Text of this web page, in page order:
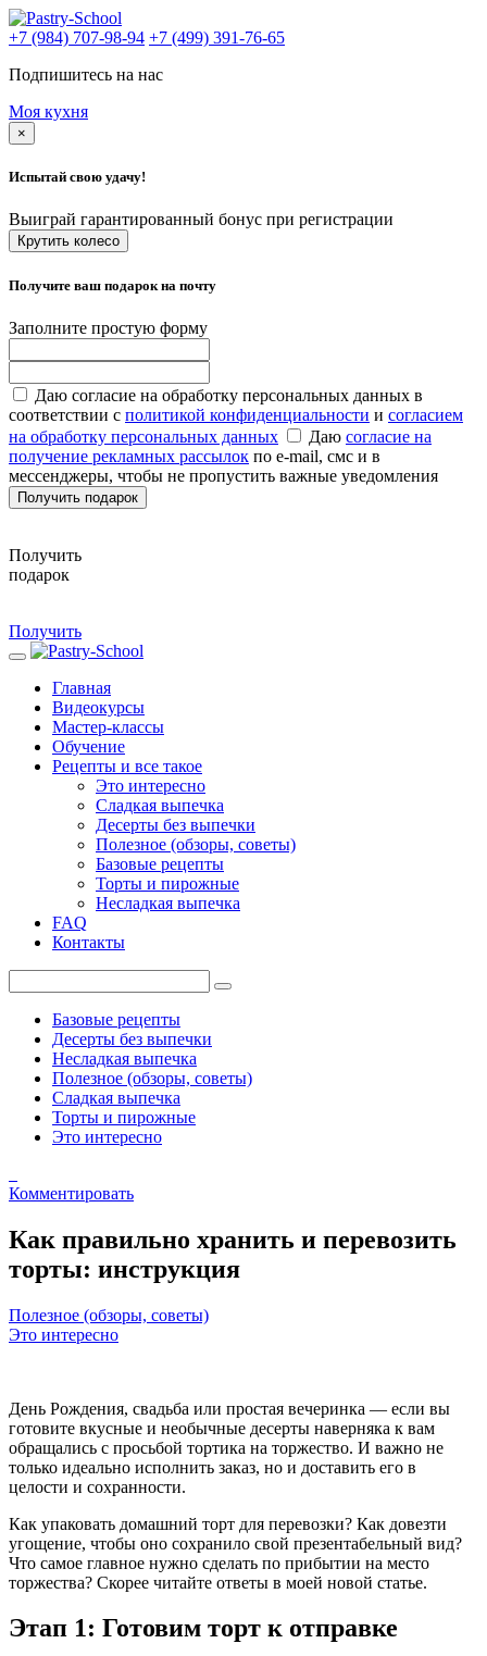
+7 (984) 707-98-94 +7 (499) 391-76-65
Подпишитесь на нас
Моя кухня
×
Испытай свою удачу!
Выиграй гарантированный бонус при регистрации
Крутить колесо
Получите ваш подарок на почту
Заполните простую форму
Даю согласие на обработку персональных данных в
соответствии с политикой конфиденциальности и согласием
на обработку персональных данных
Даю согласие на
получение рекламных рассылок по e-mail, смс и в
мессенджеры, чтобы не пропустить важные уведомления
Получить подарок
Получить
подарок
Получить
Главная
Видеокурсы
Мастер-классы
Обучение
Рецепты и все такое
Это интересно
Сладкая выпечка
Десерты без выпечки
Полезное (обзоры, советы)
Базовые рецепты
Торты и пирожные
Несладкая выпечка
FAQ
Контакты
Базовые рецепты
Десерты без выпечки
Несладкая выпечка
Полезное (обзоры, советы)
Сладкая выпечка
Торты и пирожные
Это интересно
Комментировать
Как правильно хранить и перевозить
торты: инструкция
Полезное (обзоры, советы)
Это интересно
День Рождения, свадьба или простая вечеринка — если вы
готовите вкусные и необычные десерты наверняка к вам
обращались с просьбой тортика на торжество. И важно не
только идеально исполнить заказ, но и доставить его в
целости и сохранности.
Как упаковать домашний торт для перевозки? Как довезти
угощение, чтобы оно сохранило свой презентабельный вид?
Что самое главное нужно сделать по прибытии на место
торжества? Скорее читайте ответы в моей новой статье.
Этап 1: Готовим торт к отправке